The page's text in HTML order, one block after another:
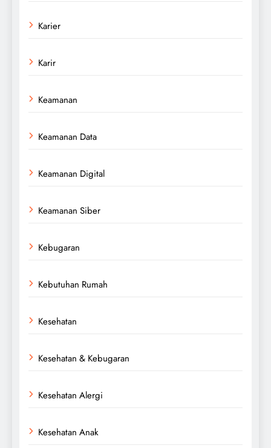
Karier
Karir
Keamanan
Keamanan Data
Keamanan Digital
Keamanan Siber
Kebugaran
Kebutuhan Rumah
Kesehatan
Kesehatan & Kebugaran
Kesehatan Alergi
Kesehatan Anak